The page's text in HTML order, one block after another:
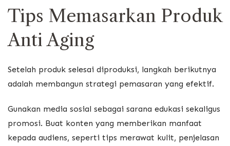
Tips Memasarkan Produk
Anti Aging
Setelah produk selesai diproduksi, langkah berikutnya
adalah membangun strategi pemasaran yang efektif.
Gunakan media sosial sebagai sarana edukasi sekaligus
promosi. Buat konten yang memberikan manfaat
kepada audiens, seperti tips merawat kulit, penjelasan